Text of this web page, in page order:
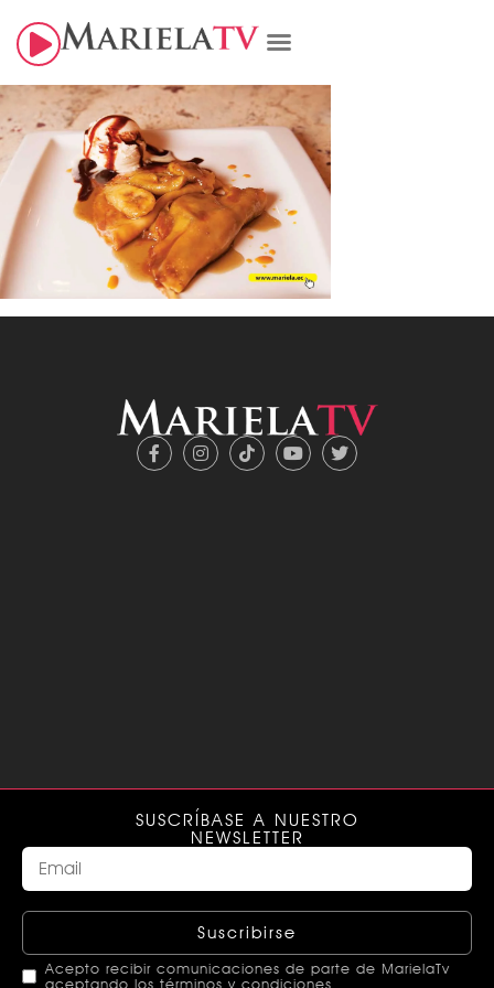
SUSCRÍBASE A NUESTRO
NEWSLETTER
Suscribirse
Acepto recibir comunicaciones de parte de MarielaTv
aceptando los términos y condiciones